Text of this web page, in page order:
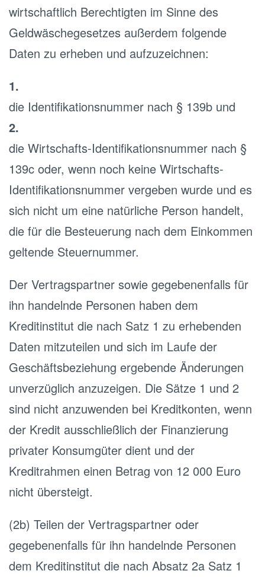
wirtschaftlich Berechtigten im Sinne des
Geldwäschegesetzes außerdem folgende
Daten zu erheben und aufzuzeichnen:
1.
die Identifikationsnummer nach § 139b und
2.
die Wirtschafts-Identifikationsnummer nach §
139c oder, wenn noch keine Wirtschafts-
Identifikationsnummer vergeben wurde und es
sich nicht um eine natürliche Person handelt,
die für die Besteuerung nach dem Einkommen
geltende Steuernummer.
Der Vertragspartner sowie gegebenenfalls für
ihn handelnde Personen haben dem
Kreditinstitut die nach Satz 1 zu erhebenden
Daten mitzuteilen und sich im Laufe der
Geschäftsbeziehung ergebende Änderungen
unverzüglich anzuzeigen. Die Sätze 1 und 2
sind nicht anzuwenden bei Kreditkonten, wenn
der Kredit ausschließlich der Finanzierung
privater Konsumgüter dient und der
Kreditrahmen einen Betrag von 12 000 Euro
nicht übersteigt.
(2b) Teilen der Vertragspartner oder
gegebenenfalls für ihn handelnde Personen
dem Kreditinstitut die nach Absatz 2a Satz 1